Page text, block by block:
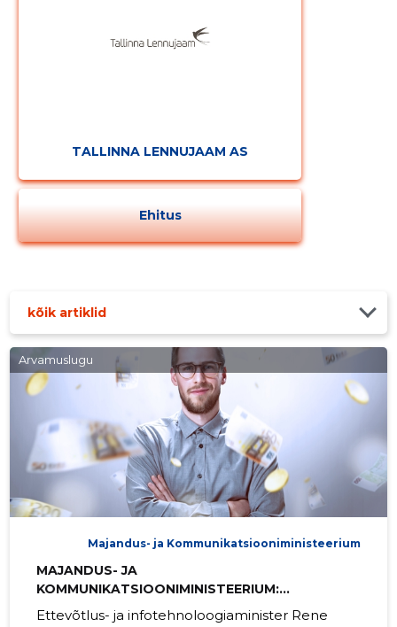
TALLINNA LENNUJAAM AS
Ehitus
kõik artiklid
Arvamuslugu
Majandus- ja Kommunikatsiooniministeerium
MAJANDUS- JA
KOMMUNIKATSIOONIMINISTEERIUM:
Ettevõtlusega alustamine saab paindlikumad
Ettevõtlus- ja infotehnoloogiaminister Rene